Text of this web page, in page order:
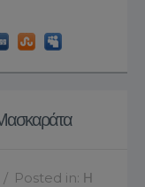
Μασκαράτα
/ Posted in: Η